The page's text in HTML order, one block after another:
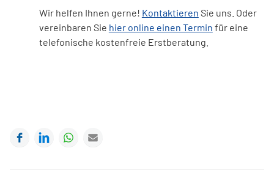
Wir helfen Ihnen gerne! Kontaktieren Sie uns. Oder
vereinbaren Sie hier online einen Termin für eine
telefonische kostenfreie Erstberatung.
FacebookLinkedInWhatsApp